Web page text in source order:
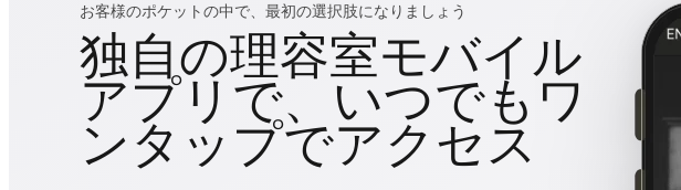
お客様のポケットの中で、最初の選択肢になりましょう
独自の理容室モバイル
アプリで、いつでもワ
ンタップでアクセス